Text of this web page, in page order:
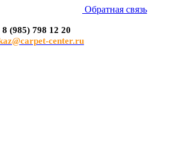
Обратная связь
8 (985) 798 12 20
center.ru